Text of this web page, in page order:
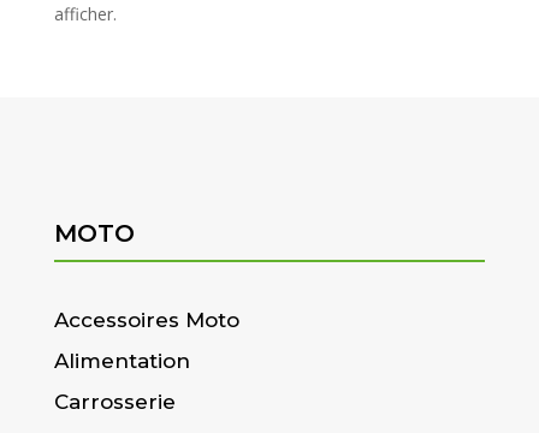
afficher.
MOTO
Accessoires Moto
Alimentation
Carrosserie